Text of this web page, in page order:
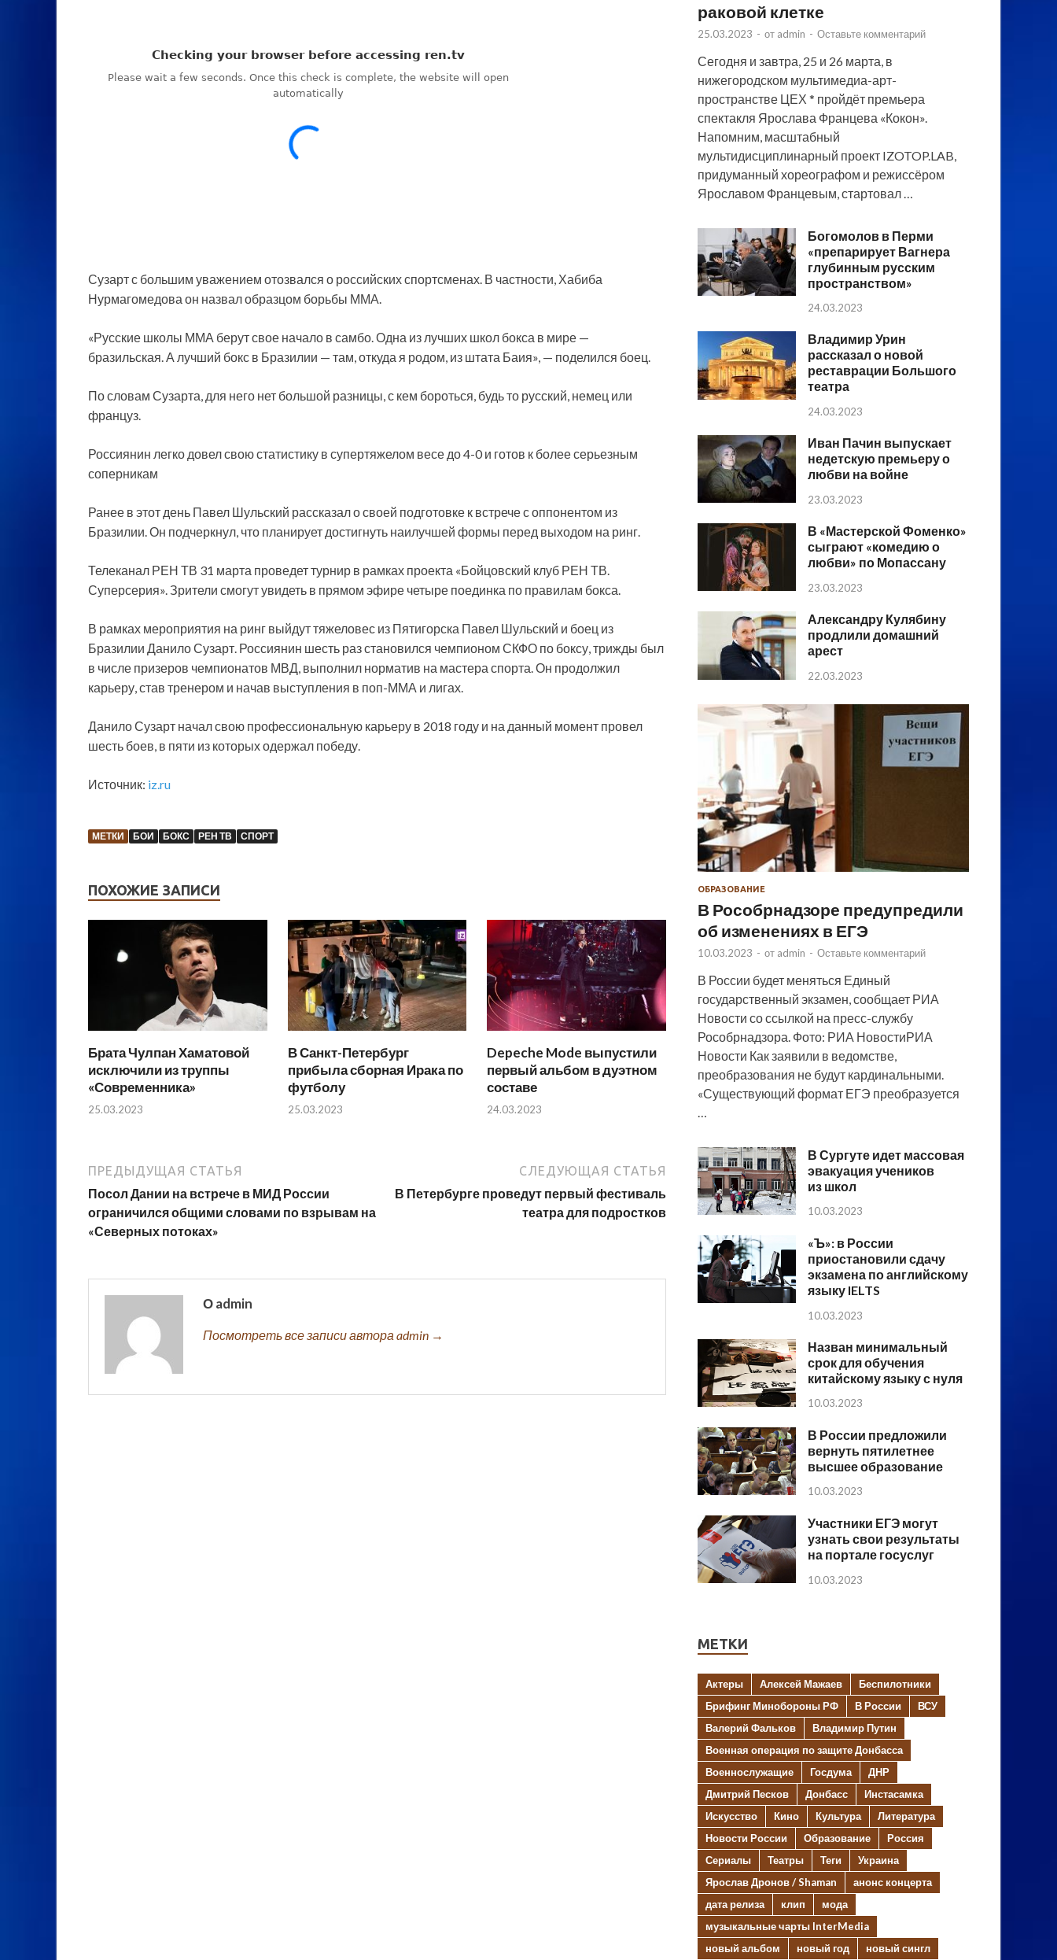
Сузарт с большим уважением отозвался о российских спортсменах. В частности, Хабиба
Нурмагомедова он назвал образцом борьбы ММА.
«Русские школы ММА берут свое начало в самбо. Одна из лучших школ бокса в мире —
бразильская. А лучший бокс в Бразилии — там, откуда я родом, из штата Баия», — поделился боец.
По словам Сузарта, для него нет большой разницы, с кем бороться, будь то русский, немец или
француз.
Россиянин легко довел свою статистику в супертяжелом весе до 4-0 и готов к более серьезным
соперникам
Ранее в этот день Павел Шульский рассказал о своей подготовке к встрече с оппонентом из
Бразилии. Он подчеркнул, что планирует достигнуть наилучшей формы перед выходом на ринг.
Телеканал РЕН ТВ 31 марта проведет турнир в рамках проекта «Бойцовский клуб РЕН ТВ.
Суперсерия». Зрители смогут увидеть в прямом эфире четыре поединка по правилам бокса.
В рамках мероприятия на ринг выйдут тяжеловес из Пятигорска Павел Шульский и боец из
Бразилии Данило Сузарт. Россиянин шесть раз становился чемпионом СКФО по боксу, трижды был
в числе призеров чемпионатов МВД, выполнил норматив на мастера спорта. Он продолжил
карьеру, став тренером и начав выступления в поп-ММА и лигах.
Данило Сузарт начал свою профессиональную карьеру в 2018 году и на данный момент провел
шесть боев, в пяти из которых одержал победу.
Источник: iz.ru
МЕТКИ БОИ БОКС РЕН ТВ СПОРТ
ПОХОЖИЕ ЗАПИСИ
Брата Чулпан Хаматовой
исключили из труппы
«Современника»
25.03.2023
В Санкт-Петербург
прибыла сборная Ирака по
футболу
25.03.2023
Depeche Mode выпустили
первый альбом в дуэтном
составе
24.03.2023
ПРЕДЫДУЩАЯ СТАТЬЯ
Посол Дании на встрече в МИД России
ограничился общими словами по взрывам на
«Северных потоках»
СЛЕДУЮЩАЯ СТАТЬЯ
В Петербурге проведут первый фестиваль
театра для подростков
О admin
Посмотреть все записи автора admin →
раковой клетке
25.03.2023 - от admin - Оставьте комментарий
Сегодня и завтра, 25 и 26 марта, в
нижегородском мультимедиа-арт-
пространстве ЦЕХ * пройдёт премьера
спектакля Ярослава Францева «Кокон».
Напомним, масштабный
мультидисциплинарный проект IZOTOP.LAB,
придуманный хореографом и режиссёром
Ярославом Францевым, стартовал …
Богомолов в Перми
«препарирует Вагнера
глубинным русским
пространством»
24.03.2023
Владимир Урин
рассказал о новой
реставрации Большого
театра
24.03.2023
Иван Пачин выпускает
недетскую премьеру о
любви на войне
23.03.2023
В «Мастерской Фоменко»
сыграют «комедию о
любви» по Мопассану
23.03.2023
Александру Кулябину
продлили домашний
арест
22.03.2023
ОБРАЗОВАНИЕ
В Рособрнадзоре предупредили
об изменениях в ЕГЭ
10.03.2023 - от admin - Оставьте комментарий
В России будет меняться Единый
государственный экзамен, сообщает РИА
Новости со ссылкой на пресс-службу
Рособрнадзора. Фото: РИА НовостиРИА
Новости Как заявили в ведомстве,
преобразования не будут кардинальными.
«Существующий формат ЕГЭ преобразуется
В Сургуте идет массовая
эвакуация учеников
из школ
10.03.2023
«Ъ»: в России
приостановили сдачу
экзамена по английскому
языку IELTS
10.03.2023
Назван минимальный
срок для обучения
китайскому языку с нуля
10.03.2023
В России предложили
вернуть пятилетнее
высшее образование
10.03.2023
Участники ЕГЭ могут
узнать свои результаты
на портале госуслуг
10.03.2023
МЕТКИ
Актеры Алексей Мажаев
Беспилотники
Брифинг Минобороны РФ
В России
ВСУ
Валерий Фальков
Владимир Путин
Военная операция по защите Донбасса
Военнослужащие
Госдума
ДНР
Дмитрий Песков
Донбасс
Инстасамка
Искусство
Кино Культура
Литература
Новости России
Образование
Россия
Сериалы
Театры Теги
Украина
Ярослав Дронов / Shaman
анонс концерта
дата релиза
клип
мода
музыкальные чарты InterMedia
новый альбом
новый год новый сингл